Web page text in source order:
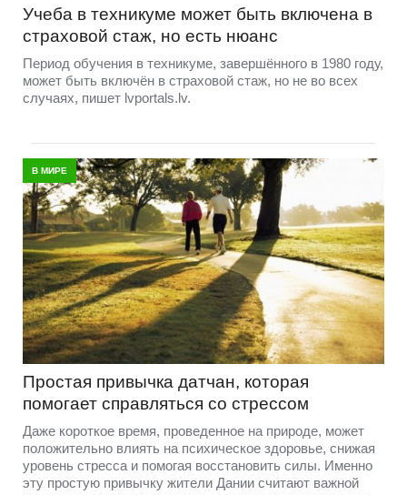
Учеба в техникуме может быть включена в
страховой стаж, но есть нюанс
Период обучения в техникуме, завершённого в 1980 году,
может быть включён в страховой стаж, но не во всех
случаях, пишет lvportals.lv.
В МИРЕ
Простая привычка датчан, которая
помогает справляться со стрессом
Даже короткое время, проведенное на природе, может
положительно влиять на психическое здоровье, снижая
уровень стресса и помогая восстановить силы. Именно
эту простую привычку жители Дании считают важной